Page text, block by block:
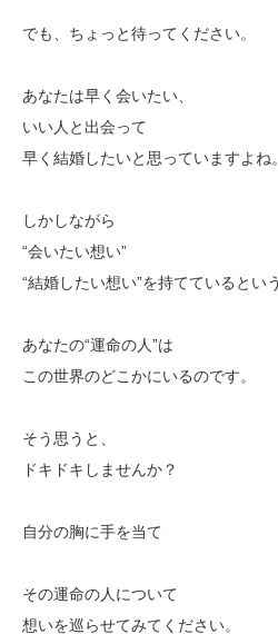
でも、ちょっと待ってください。
あなたは早く会いたい、
いい人と出会って
早く結婚したいと思っていますよね。
しかしながら
“会いたい想い”
“結婚したい想い”を持てているとい
あなたの“運命の人”は
この世界のどこかにいるのです。
そう思うと、
ドキドキしませんか？
自分の胸に手を当て
その運命の人について
想いを巡らせてみてください。